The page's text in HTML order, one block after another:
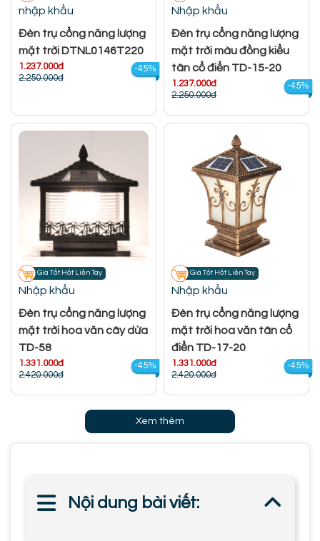
nhập khẩu
Đèn trụ cổng năng lượng
mặt trời DTNL0146T220
1.237.000đ
2.250.000đ
-45%
Nhập khẩu
Đèn trụ cổng năng lượng
mặt trời màu đồng kiểu
tân cổ điển TD-15-20
1.237.000đ
2.250.000đ
-45%
Giá Tốt Hốt Liền Tay
Nhập khẩu
Đèn trụ cổng năng lượng
mặt trời hoa văn cây dừa
TD-58
1.331.000đ
2.420.000đ
-45%
Giá Tốt Hốt Liền Tay
Nhập khẩu
Đèn trụ cổng năng lượng
mặt trời hoa văn tân cổ
điển TD-17-20
1.331.000đ
2.420.000đ
-45%
Xem thêm
Nội dung bài viết: